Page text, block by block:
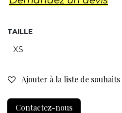
TAILLE
Ajouter à la liste de souhaits
Contactez-nous